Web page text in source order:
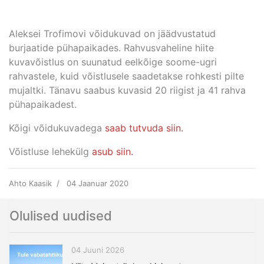
Aleksei Trofimovi võidukuvad on jäädvustatud
burjaatide pühapaikades. Rahvusvaheline hiite
kuvavõistlus on suunatud eelkõige soome-ugri
rahvastele, kuid võistlusele saadetakse rohkesti pilte
mujaltki. Tänavu saabus kuvasid 20 riigist ja 41 rahva
pühapaikadest.
Kõigi võidukuvadega saab tutvuda siin.
Võistluse lehekülg asub siin.
Ahto Kaasik 04 Jaanuar 2020
Olulised uudised
04 Juuni 2026